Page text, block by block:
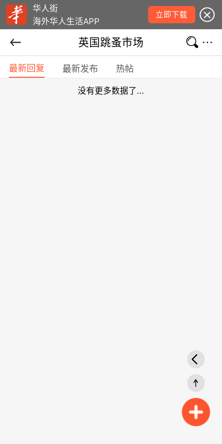
华人街
海外华人生活APP
立即下载
英国跳蚤市场
最新回复 最新发布 热帖
没有更多数据了...